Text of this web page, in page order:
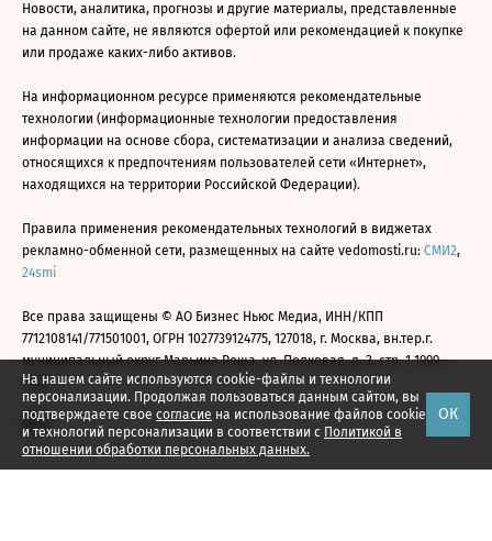
На нашем сайте используются cookie-файлы и технологии
персонализации. Продолжая пользоваться данным сайтом, вы
подтверждаете свое согласие на использование файлов cookie
и технологий персонализации в соответствии с Политикой в
отношении обработки персональных данных.
ОК
Новости, аналитика, прогнозы и другие материалы, представленные
на данном сайте, не являются офертой или рекомендацией к покупке
или продаже каких-либо активов.
На информационном ресурсе применяются рекомендательные
технологии (информационные технологии предоставления
информации на основе сбора, систематизации и анализа сведений,
относящихся к предпочтениям пользователей сети «Интернет»,
находящихся на территории Российской Федерации).
Правила применения рекомендательных технологий в виджетах
рекламно-обменной сети, размещенных на сайте vedomosti.ru: СМИ2,
24smi
Все права защищены © АО Бизнес Ньюс Медиа, ИНН/КПП
7712108141/771501001, ОГРН 1027739124775, 127018, г. Москва, вн.тер.г.
муниципальный округ Марьина Роща, ул. Полковая, д. 3, стр. 1 1999—
2026